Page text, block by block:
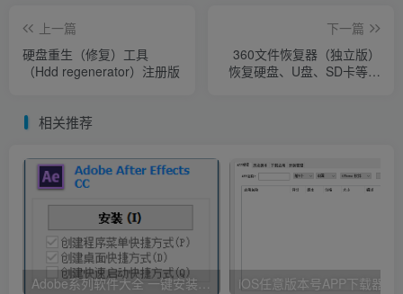
上一篇
硬盘重生（修复）工具
（Hdd regenerator）注册版
下一篇
360文件恢复器（独立版）
恢复硬盘、U盘、SD卡等储
相关推荐
Adobe系列软件大全 一键安装版 By：Ansifa iOS任意版本号APP下载器